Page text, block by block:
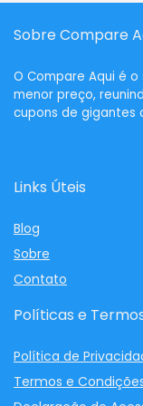
Sobre Compare
O Compare Aqui é o
menor preço,
cupons de gigantes
Links Úteis
Blog
Sobre
Contato
Políticas e
Política de
Termos e